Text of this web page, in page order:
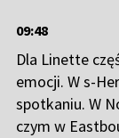
09:48
Dla Linette
emocji. W s-
spotkaniu. W
czym w